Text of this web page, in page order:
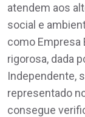
atendem aos
social e
como Empresa
rigorosa, dada
Independente,
representado
consegue